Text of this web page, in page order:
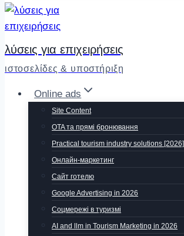
λύσεις για επιχειρήσεις
ιστοσελίδες & υποστήριξη
Online ads
Site Content
OTA та прямі бронювання
Practical tourism industry solutions [2026]
Онлайн-маркетинг
Сайт готелю
Google Advertising in 2026
Соцмережі в туризмі
AI and llm in Tourism Marketing in 2026